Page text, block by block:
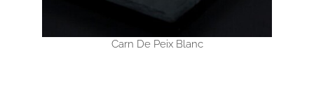
Carn De Peix Blanc